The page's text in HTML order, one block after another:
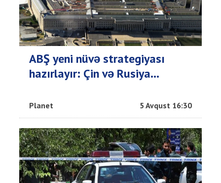
ABŞ yeni nüvə strategiyası
hazırlayır: Çin və Rusiya...
Planet 5 Avqust 16:30